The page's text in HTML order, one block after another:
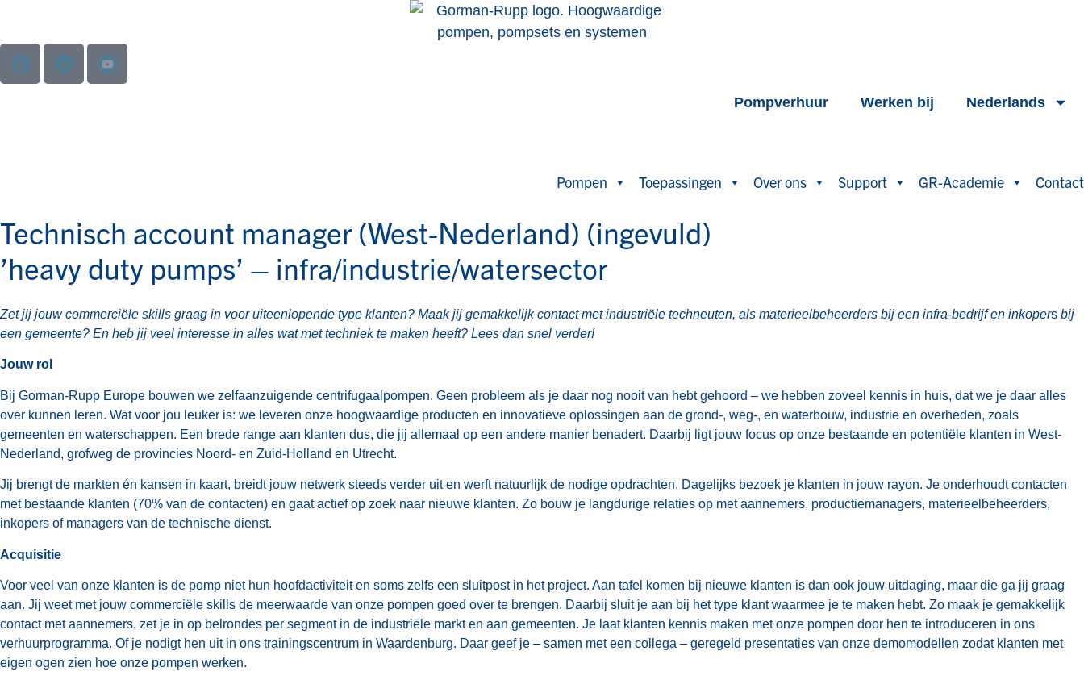
Pompverhuur Werken bij Nederlands
Pompen Toepassingen Over ons Support GR-Academie Contact
Technisch account manager (West-Nederland) (ingevuld)
’heavy duty pumps’ – infra/industrie/watersector
Zet jij jouw commerciële skills graag in voor uiteenlopende type klanten? Maak jij gemakkelijk contact met industriële techneuten, als materieelbeheerders bij een infra-bedrijf en inkopers bij
een gemeente? En heb jij veel interesse in alles wat met techniek te maken heeft? Lees dan snel verder!
Jouw rol
Bij Gorman-Rupp Europe bouwen we zelfaanzuigende centrifugaalpompen. Geen probleem als je daar nog nooit van hebt gehoord – we hebben zoveel kennis in huis, dat we je daar alles
over kunnen leren. Wat voor jou leuker is: we leveren onze hoogwaardige producten en innovatieve oplossingen aan de grond-, weg-, en waterbouw, industrie en overheden, zoals
gemeenten en waterschappen. Een brede range aan klanten dus, die jij allemaal op een andere manier benadert. Daarbij ligt jouw focus op onze bestaande en potentiële klanten in West-
Nederland, grofweg de provincies Noord- en Zuid-Holland en Utrecht.
Jij brengt de markten én kansen in kaart, breidt jouw netwerk steeds verder uit en werft natuurlijk de nodige opdrachten. Dagelijks bezoek je klanten in jouw rayon. Je onderhoudt contacten
met bestaande klanten (70% van de contacten) en gaat actief op zoek naar nieuwe klanten. Zo bouw je langdurige relaties op met aannemers, productiemanagers, materieelbeheerders,
inkopers of managers van de technische dienst.
Acquisitie
Voor veel van onze klanten is de pomp niet hun hoofdactiviteit en soms zelfs een sluitpost in het project. Aan tafel komen bij nieuwe klanten is dan ook jouw uitdaging, maar die ga jij graag
aan. Jij weet met jouw commerciële skills de meerwaarde van onze pompen goed over te brengen. Daarbij sluit je aan bij het type klant waarmee je te maken hebt. Zo maak je gemakkelijk
contact met aannemers, zet je in op belrondes per segment in de industriële markt en aan gemeenten. Je laat klanten kennis maken met onze pompen door hen te introduceren in ons
verhuurprogramma. Of je nodigt hen uit in ons trainingscentrum in Waardenburg. Daar geef je – samen met een collega – geregeld presentaties van onze demomodellen zodat klanten met
eigen ogen zien hoe onze pompen werken.